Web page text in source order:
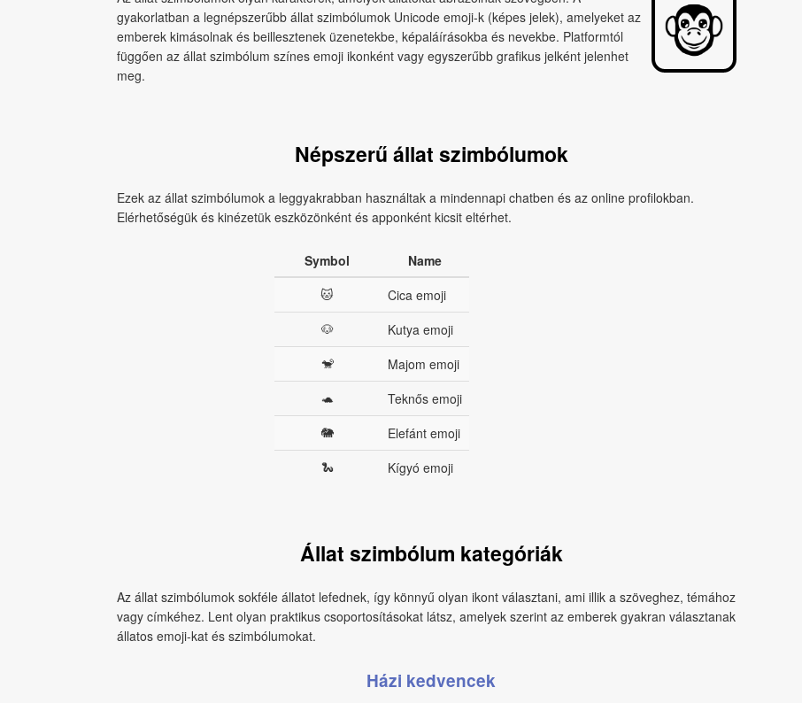
gyakorlatban a legnépszerűbb állat szimbólumok Unicode emoji-k (képes jelek), amelyeket az
emberek kimásolnak és beillesztenek üzenetekbe, képaláírásokba és nevekbe. Platformtól
függően az állat szimbólum színes emoji ikonként vagy egyszerűbb grafikus jelként jelenhet
meg.
Népszerű állat szimbólumok
Ezek az állat szimbólumok a leggyakrabban használtak a mindennapi chatben és az online profilokban.
Elérhetőségük és kinézetük eszközönként és apponként kicsit eltérhet.
Symbol
Name
🐱
Cica emoji
🐶
Kutya emoji
🐒
Majom emoji
🐢
Teknős emoji
🐘
Elefánt emoji
🐍
Kígyó emoji
Állat szimbólum kategóriák
Az állat szimbólumok sokféle állatot lefednek, így könnyű olyan ikont választani, ami illik a szöveghez, témához
vagy címkéhez. Lent olyan praktikus csoportosításokat látsz, amelyek szerint az emberek gyakran választanak
állatos emoji-kat és szimbólumokat.
Házi kedvencek